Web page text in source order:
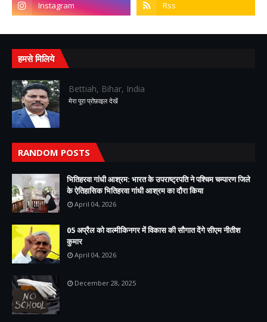
हमसे मिलिये
Bettiah, Bihar, India
मेरा पूरा प्रोफ़ाइल देखें
RANDOM POSTS
भितिहरवा गांधी आश्रम: भारत के उपराष्ट्रपति ने पश्चिम चम्पारण जिले
के ऐतिहासिक भितिहरवा गांधी आश्रम का दौरा किया
April 04, 2026
05 अप्रैल को वाल्मीकिनगर में विकास की सौगात देंगे सीएम नीतीश
कुमार
April 04, 2026
December 28, 2025